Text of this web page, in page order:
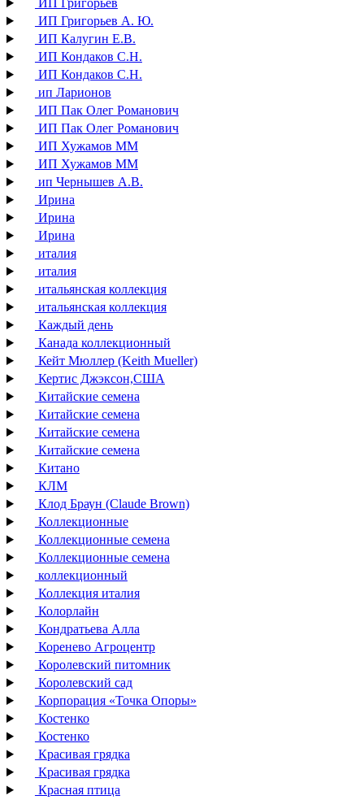
ИП Григорьев
ИП Григорьев А. Ю.
ИП Калугин Е.В.
ИП Кондаков С.Н.
ИП Кондаков С.Н.
ип Ларионов
ИП Пак Олег Романович
ИП Пак Олег Романович
ИП Хужамов ММ
ИП Хужамов ММ
ип Чернышев А.В.
Ирина
Ирина
Ирина
италия
италия
итальянская коллекция
итальянская коллекция
Каждый день
Канада коллекционный
Кейт Мюллер (Keith Mueller)
Кертис Джэксон,США
Китайские семена
Китайские семена
Китайские семена
Китайские семена
Китано
КЛМ
Клод Браун (Claude Brown)
Коллекционные
Коллекционные семена
Коллекционные семена
коллекционный
Коллекция италия
Колорлайн
Кондратьева Алла
Коренево Агроцентр
Королевский питомник
Королевский сад
Корпорация «Точка Опоры»
Костенко
Костенко
Красивая грядка
Красивая грядка
Красная птица